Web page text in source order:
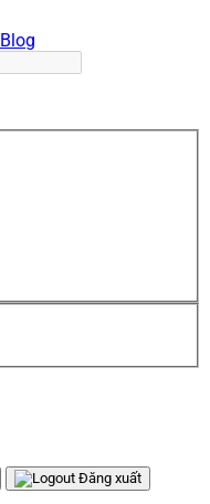
Blog
Đăng xuất